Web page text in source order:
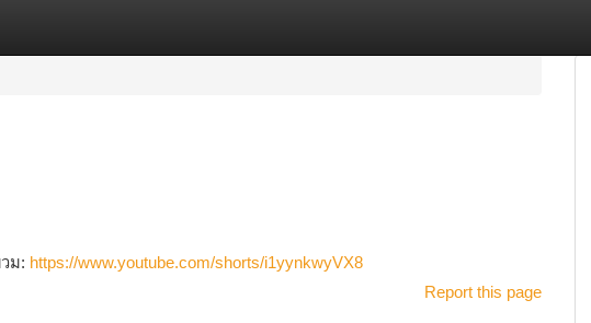
ม: https://www.youtube.com/shorts/i1yynkwyVX8
Report this page